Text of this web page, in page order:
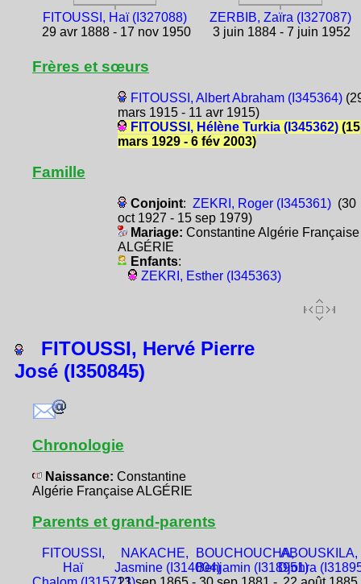
FITOUSSI, Haï (I327088)
29 avr 1888 - 17 nov 1950
ZERBIB, Zaïra (I327087)
3 juin 1884 - 7 juin 1952
Frères et sœurs
FITOUSSI, Albert Abraham (I345364)
mars 1915 - 11 avr 1915)
FITOUSSI, Hélène Turkia (I345362)(15
mars 1929 - 6 fév 2003)
Famille
Conjoint: ZEKRI, Roger (I345361)(30
oct 1927 - 15 sep 1979)
Mariage: Constantine Algérie Française
ALGÉRIE
Enfants:
ZEKRI, Esther (I345363)
FITOUSSI, Hervé Pierre
José (I350845)
Chronologie
Naissance: Constantine
Algérie Française ALGÉRIE
Parents et grand-parents
FITOUSSI,
Haï
NAKACHE,
Jasmine (I314004)
BOUCHOUCHA,
Benjamin (I318951)
ABOUSKILA,
Djohra